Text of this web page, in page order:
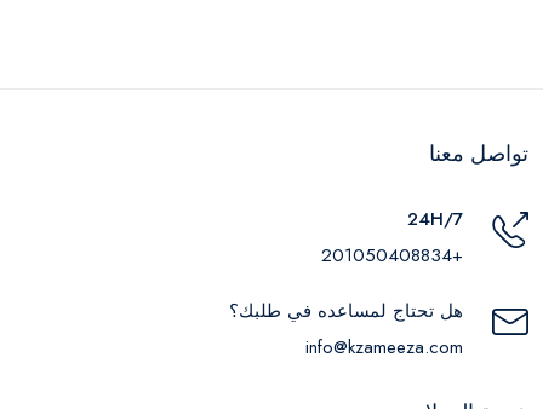
تواصل معنا
24H/7
+201050408834
هل تحتاج لمساعده في طلبك؟
info@kzameeza.com